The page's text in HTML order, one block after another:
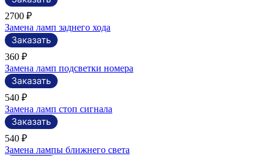
2700 ₽
Замена ламп заднего хода
360 ₽
Замена ламп подсветки номера
540 ₽
Замена ламп стоп сигнала
540 ₽
Замена лампы ближнего света